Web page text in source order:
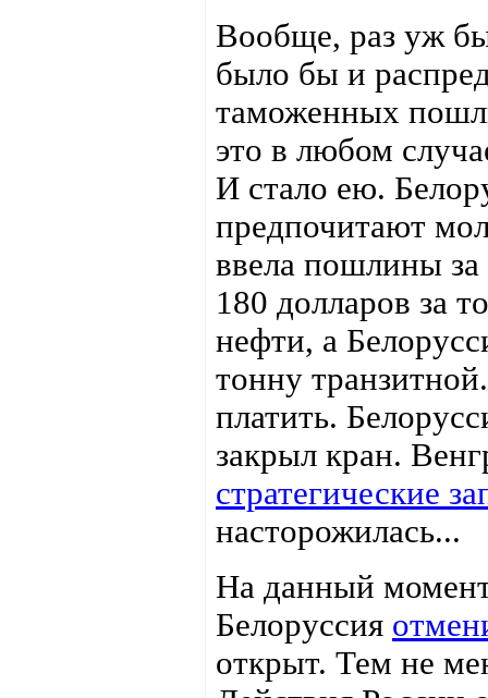
Вообще, раз уж
было бы и
таможенных
это в любом
И стало ею.
предпочитают
ввела пошлины
180 долларов за
нефти, а
тонну
платить.
закрыл кран.
стратегические
насторожилась...
На данный
Белоруссия
открыт. Тем не